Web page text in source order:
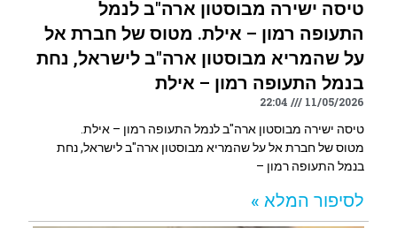
טיסה ישירה מבוסטון ארה"ב לנמל
התעופה רמון – אילת. מטוס של חברת אל
על שהמריא מבוסטון ארה"ב לישראל, נחת
בנמל התעופה רמון – אילת
11/05/2026
טיסה ישירה מבוסטון ארה"ב לנמל התעופה רמון – אילת.
מטוס של חברת אל על שהמריא מבוסטון ארה"ב לישראל, נחת
בנמל התעופה רמון –
לסיפור המלא »